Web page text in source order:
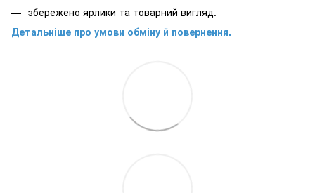
збережено ярлики та товарний вигляд.
Детальніше про умови обміну й повернення.